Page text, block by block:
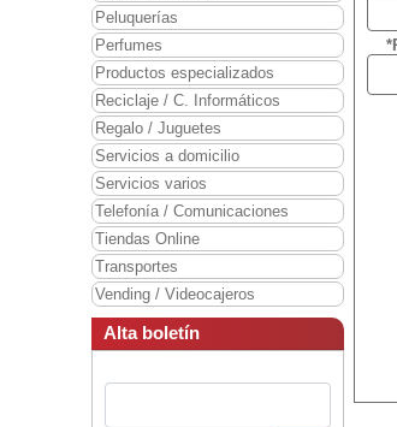
Peluquerías
Perfumes
Productos especializados
Reciclaje / C. Informáticos
Regalo / Juguetes
Servicios a domicilio
Servicios varios
Telefonía / Comunicaciones
Tiendas Online
Transportes
Vending / Videocajeros
Alta boletín